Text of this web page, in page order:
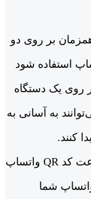
بر روی دو
استفاده شود
روی یک دستگاه
به آسانی به
کنند.
هکرها می‌توانند به آسانی و به سرعت کد QR واتساپ
شما